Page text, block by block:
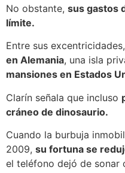
No obstante, sus gastos
límite.
Entre sus excentricidades,
en Alemania, una isla
mansiones en Estados
Clarín señala que incluso
cráneo de dinosaurio.
Cuando la burbuja
2009, su fortuna se
el teléfono dejó de sonar